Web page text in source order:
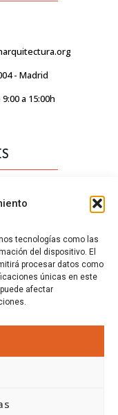
tecnologías como las
del dispositivo. El
procesar datos como
únicas en este
afectar
- Madrid
a 15:00h